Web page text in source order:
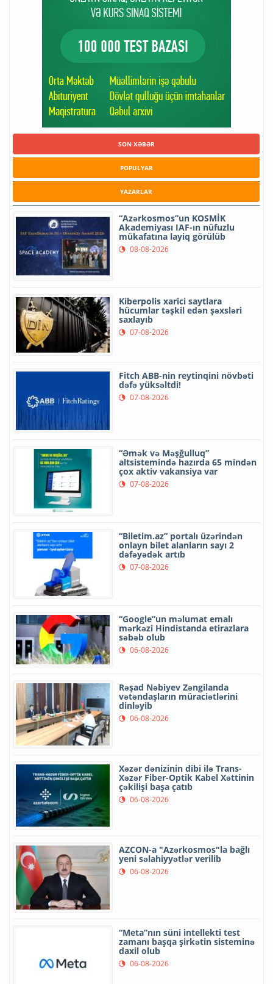
SON XƏBƏR
POPULYAR
YAZARLAR
“Azərkosmos”un KOSMİK
Akademiyası IAF-ın nüfuzlu
mükafatına layiq görülüb
08-08-2026
Kiberpolis xarici saytlara
hücumlar təşkil edən şəxsləri
saxlayıb
07-08-2026
Fitch ABB-nin reytinqini növbəti
dəfə yüksəltdi!
07-08-2026
“Əmək və Məşğulluq”
altsistemində hazırda 65 mindən
çox aktiv vakansiya var
07-08-2026
“Biletim.az” portalı üzərindən
onlayn bilet alanların sayı 2
dəfəyədək artıb
07-08-2026
“Google”un məlumat emalı
mərkəzi Hindistanda etirazlara
səbəb olub
06-08-2026
Rəşad Nəbiyev Zəngilanda
vətəndaşların müraciətlərini
dinləyib
06-08-2026
Xəzər dənizinin dibi ilə Trans-
Xəzər Fiber-Optik Kabel Xəttinin
çəkilişi başa çatıb
06-08-2026
AZCON-a "Azərkosmos"la bağlı
yeni səlahiyyətlər verilib
06-08-2026
“Meta”nın süni intellekti test
zamanı başqa şirkətin sisteminə
daxil olub
06-08-2026